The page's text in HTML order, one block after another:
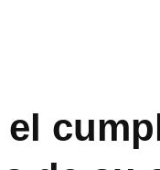
el